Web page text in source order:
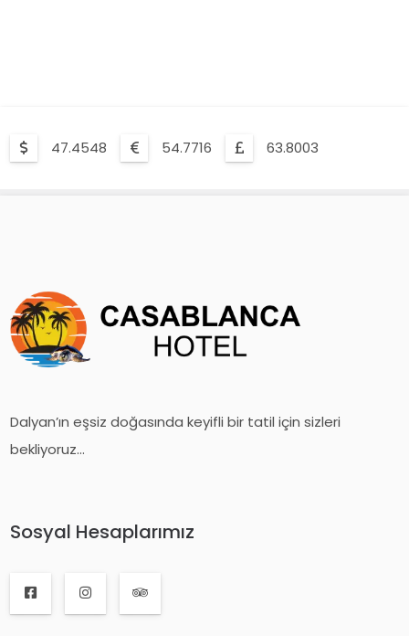
47.4548 54.7716 63.8003
Dalyan’ın eşsiz doğasında keyifli bir tatil için sizleri
bekliyoruz...
Sosyal Hesaplarımız